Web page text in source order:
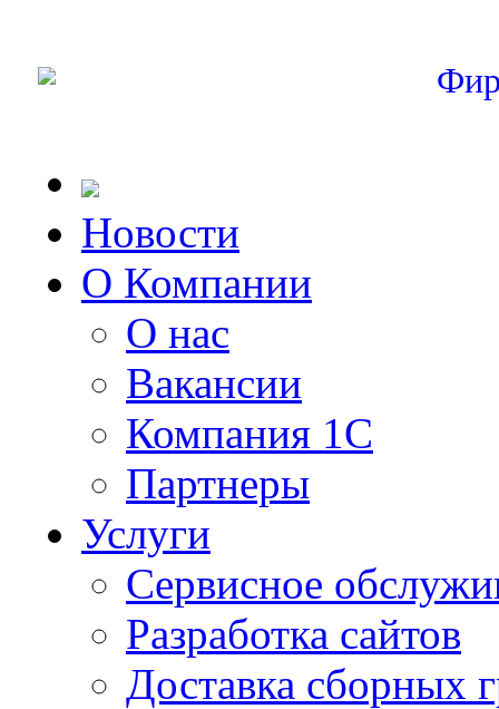
Новости
О Компании
О нас
Вакансии
Компания 1С
Партнеры
Услуги
Сервисное
Разработка сайтов
Доставка сборных